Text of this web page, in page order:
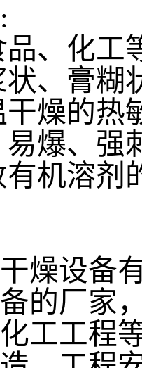
、化工
、膏糊
燥的热
爆、强
机溶剂
燥设备
的厂家
工工程